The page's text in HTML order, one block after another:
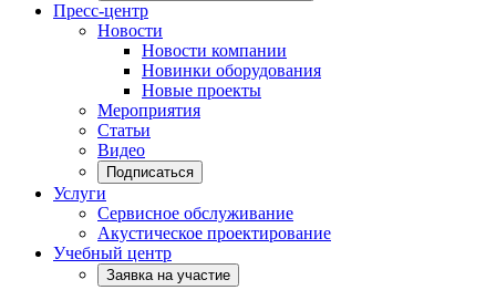
Пресс-центр
Новости
Новости компании
Новинки оборудования
Новые проекты
Мероприятия
Статьи
Видео
Подписаться
Услуги
Сервисное обслуживание
Акустическое проектирование
Учебный центр
Заявка на участие